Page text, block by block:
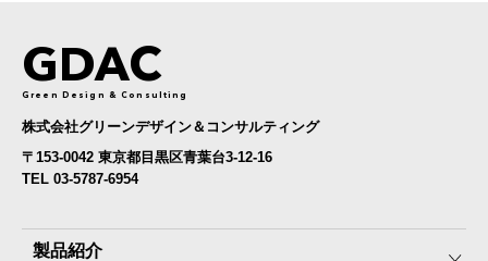
GDAC
Green Design & Consulting
株式会社グリーンデザイン＆コンサルティング
〒153-0042 東京都目黒区青葉台3-12-16
TEL 03-5787-6954
製品紹介